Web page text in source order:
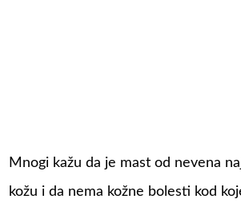
Mnogi kažu da je mast od nevena
kožu i da nema kožne bolesti kod